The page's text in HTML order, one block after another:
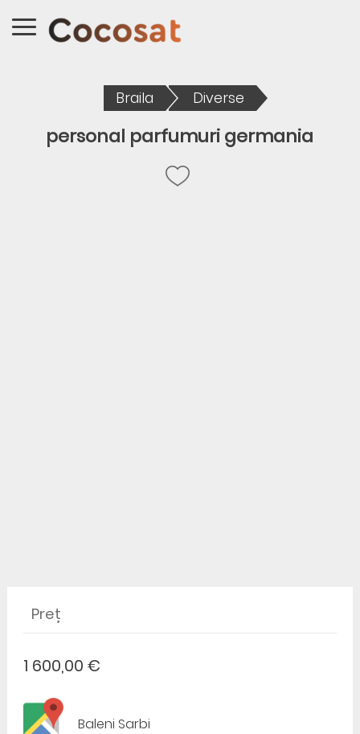
Braila Diverse
personal parfumuri germania
Preț
1 600,00 €
Baleni Sarbi